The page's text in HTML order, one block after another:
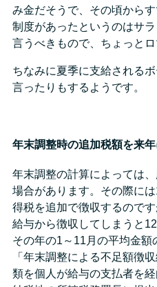
み金だそうで、その頃から
制度があったというのはサ
言うべきもので、ちょっと
ちなみに夏季に支給される
言ったりもするようです。
年末調整時の追加税額を来
年末調整の計算によっては
場合があります。その際に
得税を追加で徴収するので
給与から徴収してしまうと
その年の1～11月の平均金
「年末調整による不足額徴
類を個人が給与の支払者を